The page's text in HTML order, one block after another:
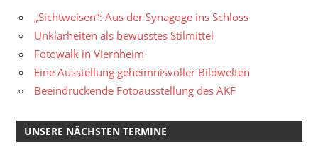
„Sichtweisen“: Aus der Synagoge ins Schloss
Unklarheiten als bewusstes Stilmittel
Fotowalk in Viernheim
Eine Ausstellung geheimnisvoller Bildwelten
Beeindruckende Fotoausstellung des AKF
UNSERE NÄCHSTEN TERMINE